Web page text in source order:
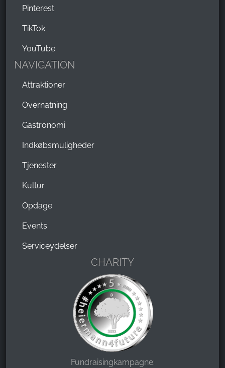
Pinterest
TikTok
YouTube
NAVIGATION
Attraktioner
Overnatning
Gastronomi
Indkøbsmuligheder
Tjenester
Kultur
Opdage
Events
Serviceydelser
CHARITY
Fundraisingkampagne: